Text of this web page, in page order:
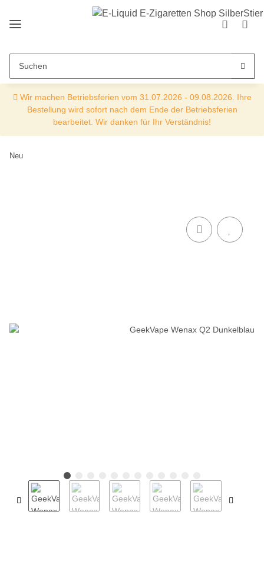
Wir machen Betriebsferien vom 31.07.2026 - 09.08.2026. Ihre
Bestellung wird sofort nach dem Ende der Betriebsferien
bearbeitet. Wir danken für Ihr Verständnis!
Neu